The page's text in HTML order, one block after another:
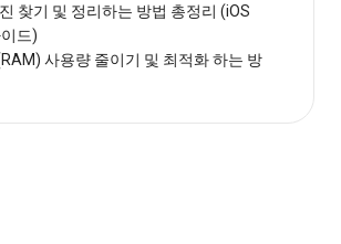
찾기 및 정리하는 방법 총정리 (iOS
드)
사용량 줄이기 및 최적화 하는 방